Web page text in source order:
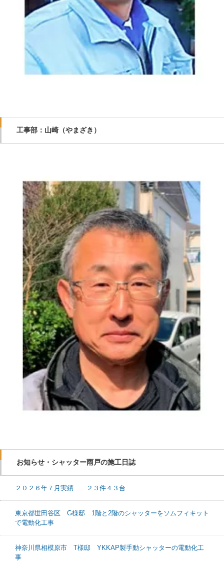
工事部：山崎（やまざき）
お知らせ・シャッター雨戸の施工日誌
２０２６年７月実績 ２３件４３台
東京都世田谷区 G様邸 1階と2階のシャッターをソムフィキット
で電動化工事
神奈川県相模原市 T様邸 YKKAP製手動シャッターの電動化工
事